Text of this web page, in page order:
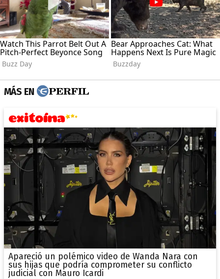
MÁS EN
Apareció un polémico video de Wanda Nara con
sus hijas que podría comprometer su conflicto
judicial con Mauro Icardi